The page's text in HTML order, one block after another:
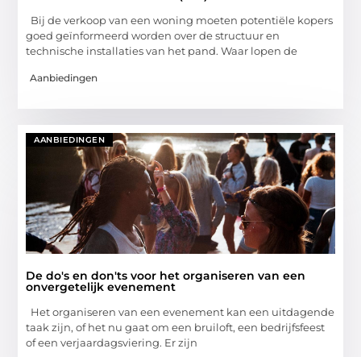
Bij de verkoop van een woning moeten potentiële kopers
goed geïnformeerd worden over de structuur en
technische installaties van het pand. Waar lopen de
Aanbiedingen
AANBIEDINGEN
De do's en don'ts voor het organiseren van een
onvergetelijk evenement
Het organiseren van een evenement kan een uitdagende
taak zijn, of het nu gaat om een bruiloft, een bedrijfsfeest
of een verjaardagsviering. Er zijn